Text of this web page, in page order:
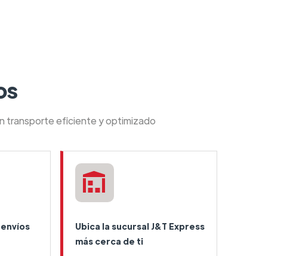
transporte eficiente y optimizado
Ubica la sucursal J&T Express
más cerca de ti